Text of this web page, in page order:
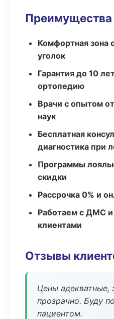
Преимущества
Комфортная зона
уголок
Гарантия до 10
ортопедию
Врачи с опытом
наук
Бесплатная
диагностика при
Программы
скидки
Рассрочка 0% и
Работаем с ДМС
клиентами
Отзывы
Цены адекватные,
прозрачно. Буду
пациентом.